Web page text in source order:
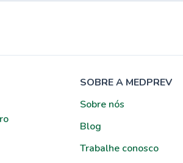
SOBRE A MEDPREV
Sobre nós
Blog
Trabalhe conosco